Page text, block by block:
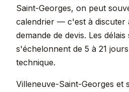
Saint-Georges, on peut
calendrier — c'est à discuter
demande de devis. Les délais
s'échelonnent de 5 à 21
technique.
Villeneuve-Saint-Georges et